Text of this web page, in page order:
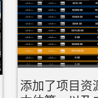
添加了项目资